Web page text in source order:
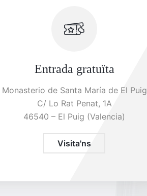
Entrada gratuïta
Monasterio de Santa María de El Puig
C/ Lo Rat Penat, 1A
46540 – El Puig (Valencia)
Visita'ns